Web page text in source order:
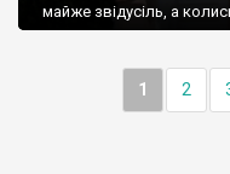
майже звідусіль, а
1 2